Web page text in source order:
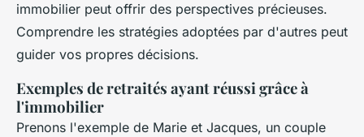
immobilier peut offrir des perspectives précieuses.
Comprendre les stratégies adoptées par d'autres peut
guider vos propres décisions.
Exemples de retraités ayant réussi grâce à
l'immobilier
Prenons l'exemple de Marie et Jacques, un couple